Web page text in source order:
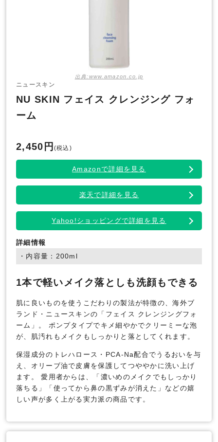
出典:www.amazon.co.jp
ニュースキン
NU SKIN フェイス クレンジング フォ
ーム
2,450円 (税込)
Amazonで詳細を見る
楽天で詳細を見る
Yahoo!ショッピングで詳細を見る
詳細情報
・内容量：200ml
1本で軽いメイク落としも洗顔もできる
肌に良いものを使うこだわりの製法が特徴の、海外ブ
ランド・ニュースキンの「フェイス クレンジングフォ
ーム」。 ポンプタイプでキメ細やかでクリーミーな泡
が、肌汚れもメイクもしっかりと落としてくれます。
保湿成分のトレハロース・PCA-Na配合でうるおいを与
え、オリーブ油で皮膚を保護してつややかに洗い上げ
ます。 愛用者からは、「濃いめのメイクでもしっかり
落ちる」「使ってから鼻の黒ずみが消えた」などの嬉
しい声が多く上がる実力派の商品です。